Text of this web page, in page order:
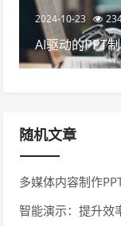
2024-10-23
AI驱动的PPT
随机文章
多媒体内容制作
智能演示：提升效